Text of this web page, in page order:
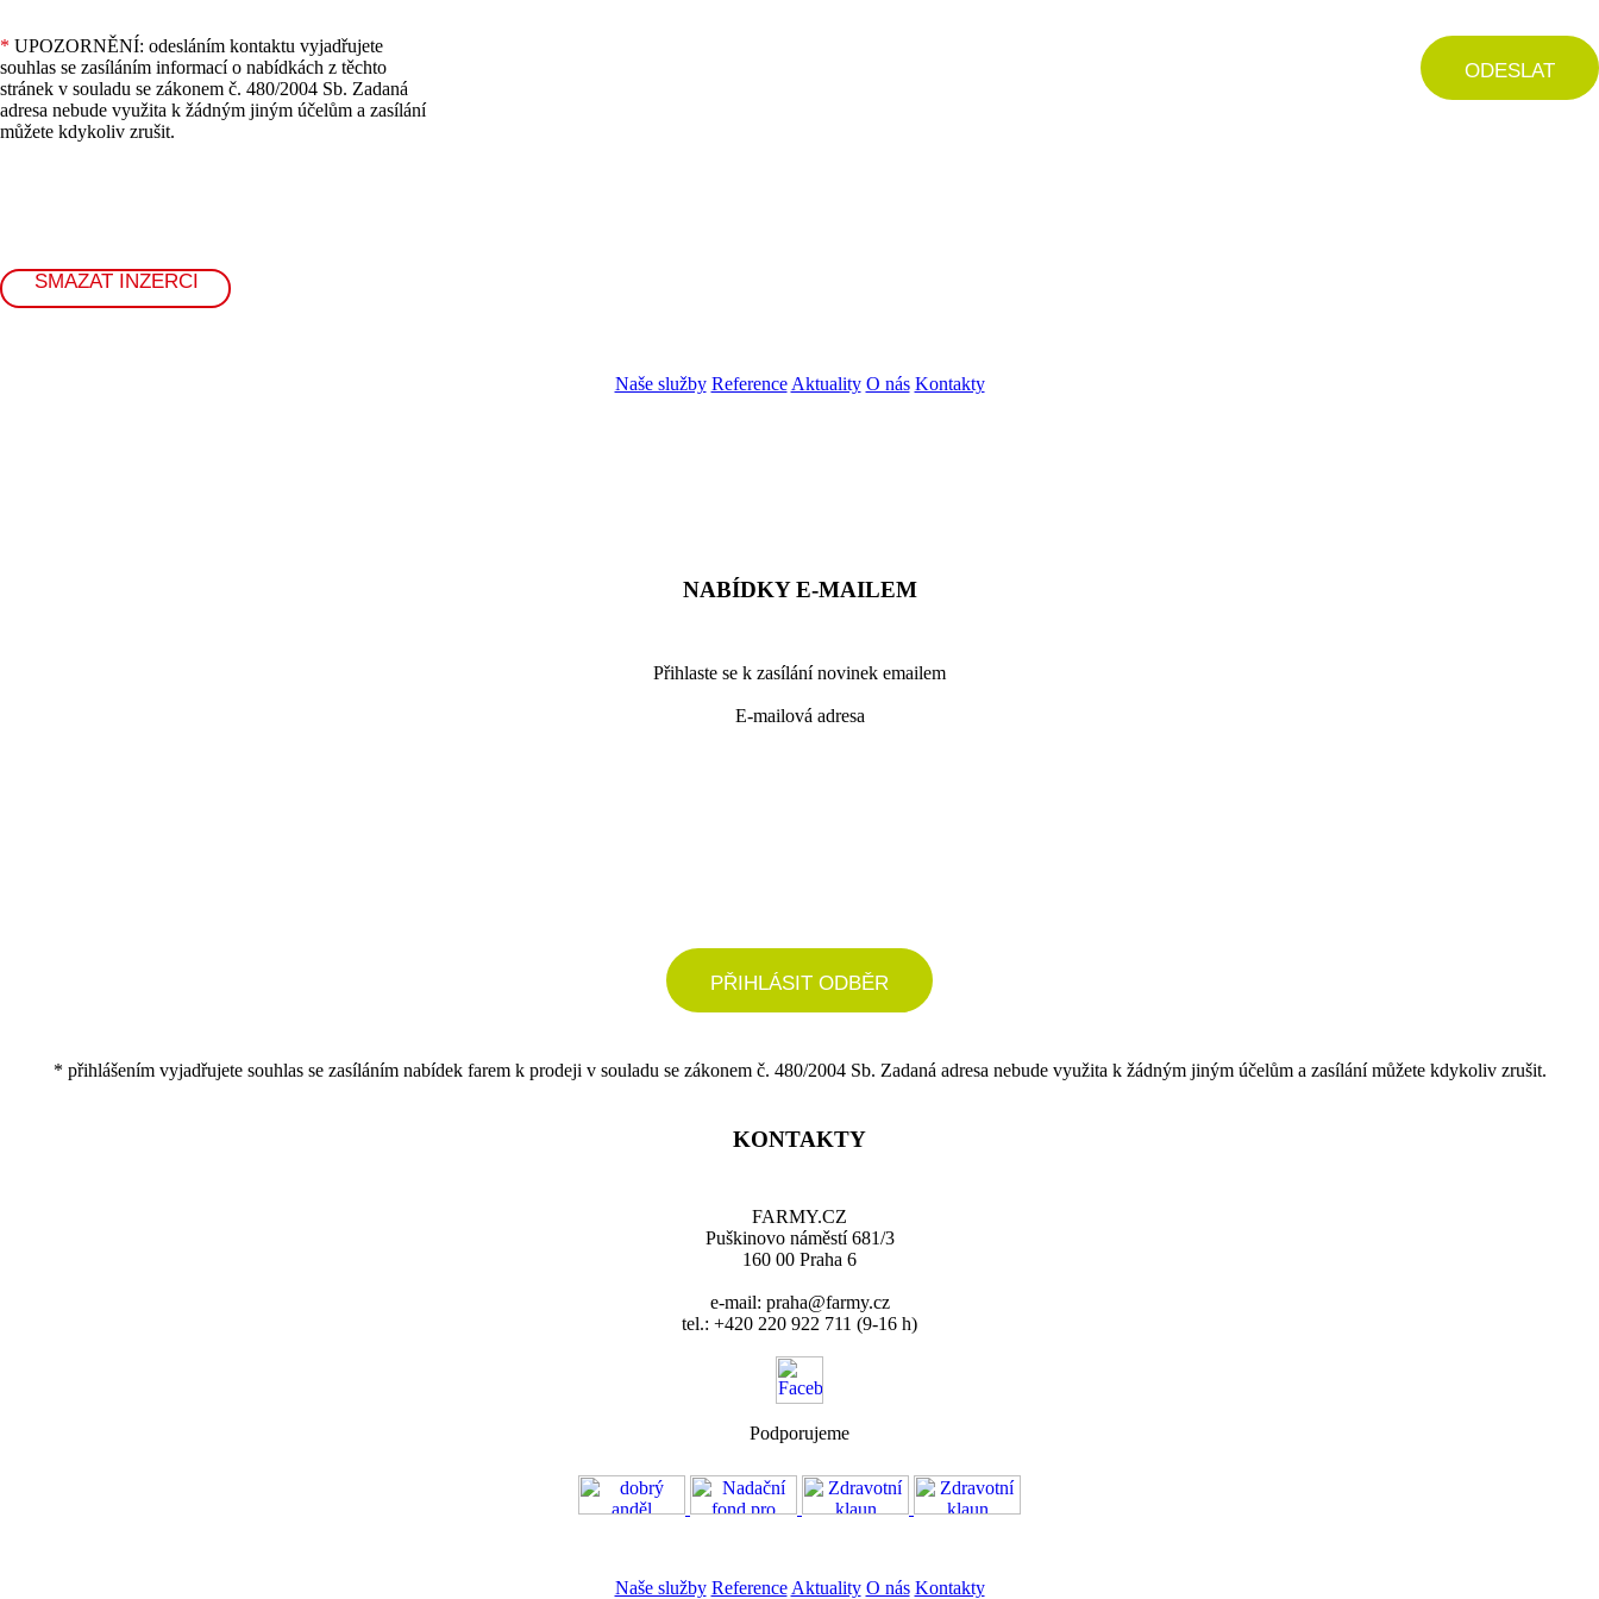
* UPOZORNĚNÍ: odesláním kontaktu vyjadřujete
souhlas se zasíláním informací o nabídkách z těchto
stránek v souladu se zákonem č. 480/2004 Sb. Zadaná
adresa nebude využita k žádným jiným účelům a zasílání
můžete kdykoliv zrušit.
ODESLAT
SMAZAT INZERCI
Naše služby Reference Aktuality O nás Kontakty
NABÍDKY E-MAILEM
Přihlaste se k zasílání novinek emailem
E-mailová adresa
PŘIHLÁSIT ODBĚR
* přihlášením vyjadřujete souhlas se zasíláním nabídek farem k prodeji v souladu se zákonem č. 480/2004 Sb. Zadaná adresa nebude využita k žádným jiným účelům a zasílání můžete kdykoliv zrušit.
KONTAKTY
FARMY.CZ
Puškinovo náměstí 681/3
160 00 Praha 6
e-mail: praha@farmy.cz
tel.: +420 220 922 711 (9-16 h)
Podporujeme
Naše služby Reference Aktuality O nás Kontakty